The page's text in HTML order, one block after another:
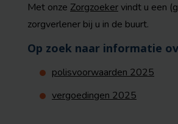
Met onze Zorgzoekervindt u een
zorgverlener bij u in de buurt.
Op zoek naar informatie
polisvoorwaarden 2025
vergoedingen 2025